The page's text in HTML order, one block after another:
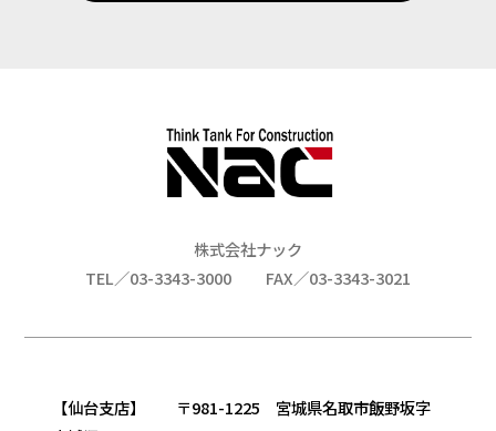
株式会社ナック
TEL／03-3343-3000
FAX／03-3343-3021
【仙台支店】 〒981-1225 宮城県名取市飯野坂字